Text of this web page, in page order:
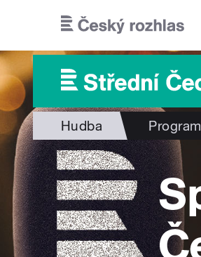
Hudba Program